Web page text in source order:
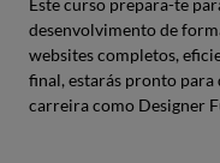
Development
Este curso prepara-te
desenvolvimento de
websites completos,
final, estarás pronto para
carreira como Designer